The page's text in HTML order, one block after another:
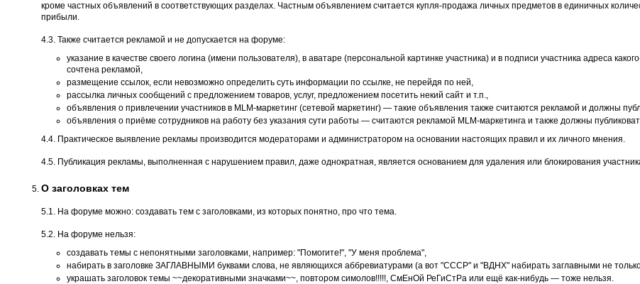
кроме частных объявлений в соответствующих разделах. Частным объявлением считается купля-продажа личных предметов в единичных
прибыли.
4.3. Также считается рекламой и не допускается на форуме:
указание в качестве своего логина (имени пользователя), в аватаре (персональной картинке участника) и в подписи участника адреса
сочтена рекламой,
размещение ссылок, если невозможно определить суть информации по ссылке, не перейдя по ней,
рассылка личных сообщений с предложением товаров, услуг, предложением посетить некий сайт и т.п.,
объявления о привлечении участников в MLM-маркетинг (сетевой маркетинг) — такие объявления также считаются рекламой и должны
объявления о приёме сотрудников на работу без указания сути работы — считаются рекламой MLM-маркетинга и также должны
4.4. Практическое выявление рекламы производится модераторами и администратором на основании настоящих правил и их личного мнения.
4.5. Публикация рекламы, выполненная с нарушением правил, даже однократная, является основанием для удаления или блокирования
О заголовках тем
5.1. На форуме можно: создавать тем с заголовками, из которых понятно, про что тема.
5.2. На форуме нельзя:
создавать темы с непонятными заголовками, например: "Помогите!", "У меня проблема",
набирать в заголовке ЗАГЛАВНЫМИ буквами слова, не являющихся аббревиатурами (а вот "СССР" и "ВДНХ" набирать заглавными не
украшать заголовок темы ~~декоративными значками~~, повтором симолов!!!!!, СмЕнОй РеГиСтРа или ещё как-нибудь — тоже нельзя.